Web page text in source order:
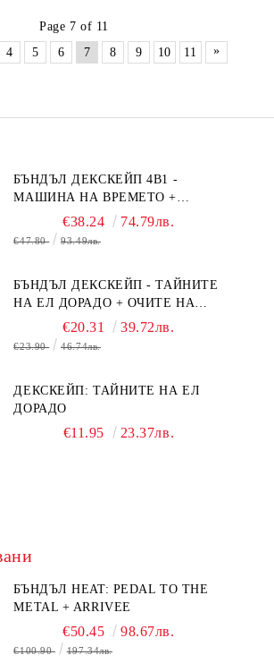
Page 7 of 11
4 5 6 7 8 9 10 11 »
БЪНДЪЛ ДЕКСКЕЙП 4В1 -
МАШИНА НА ВРЕМЕТО +
БЯГСТВО ОТ АЛКАТРАЗ +
ТАЙНИТЕ НА ЕЛ ДОРАДО +
€38.24 74.79лв.
€47.80 93.49лв.
БЪНДЪЛ ДЕКСКЕЙП - ТАЙНИТЕ
НА ЕЛ ДОРАДО + ОЧИТЕ НА
ДРАКОНА€20.31 39.72лв.
€23.90 46.74лв.
ДЕКСКЕЙП: ТАЙНИТЕ НА ЕЛ
ДОРАДО
€11.95 23.37лв.
БЪНДЪЛ HEAT: PEDAL TO THE
METAL + ARRIVEE
€50.45 98.67лв.
€100.90 197.34лв.